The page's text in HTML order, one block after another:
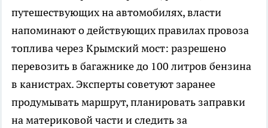
путешествующих на автомобилях, власти
напоминают о действующих правилах провоза
топлива через Крымский мост: разрешено
перевозить в багажнике до 100 литров бензина
в канистрах. Эксперты советуют заранее
продумывать маршрут, планировать заправки
на материковой части и следить за